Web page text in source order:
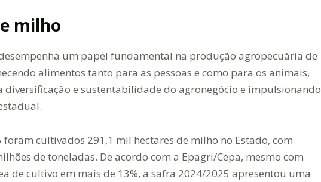
milho
um papel fundamental na produção agropecuária de
alimentos tanto para as pessoas e como para os animais,
e sustentabilidade do agronegócio e impulsionando
cultivados 291,1 mil hectares de milho no Estado, com
de toneladas. De acordo com a Epagri/Cepa, mesmo com
de cultivo em mais de 13%, a safra 2024/2025 apresentou uma